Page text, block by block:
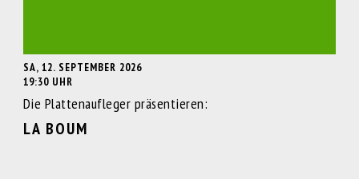
SA, 12. SEPTEMBER 2026
19:30 UHR
Die Plattenaufleger präsentieren:
LA BOUM